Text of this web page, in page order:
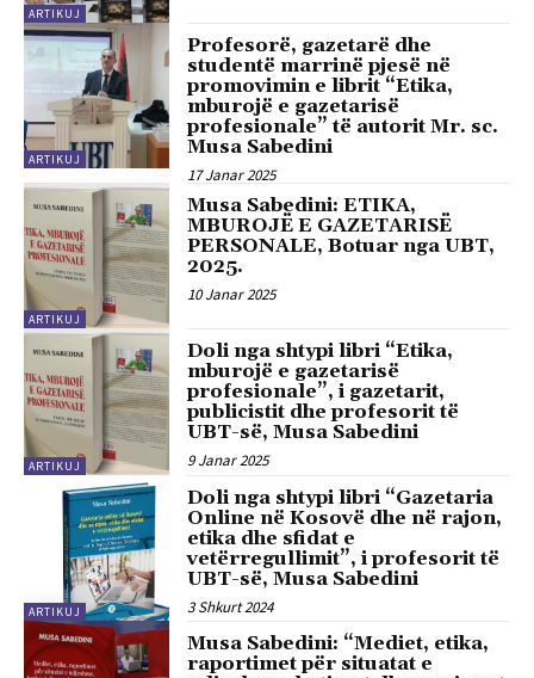
ARTIKUJ
ARTIKUJ
Profesorë, gazetarë dhe
studentë marrinë pjesë në
promovimin e librit “Etika,
mburojë e gazetarisë
profesionale” të autorit Mr. sc.
Musa Sabedini
17 Janar 2025
ARTIKUJ
Musa Sabedini: ETIKA,
MBUROJË E GAZETARISË
PERSONALE, Botuar nga UBT,
2025.
10 Janar 2025
ARTIKUJ
Doli nga shtypi libri “Etika,
mburojë e gazetarisë
profesionale”, i gazetarit,
publicistit dhe profesorit të
UBT-së, Musa Sabedini
9 Janar 2025
ARTIKUJ
Doli nga shtypi libri “Gazetaria
Online në Kosovë dhe në rajon,
etika dhe sfidat e
vetërregullimit”, i profesorit të
UBT-së, Musa Sabedini
3 Shkurt 2024
Musa Sabedini: “Mediet, etika,
raportimet për situatat e